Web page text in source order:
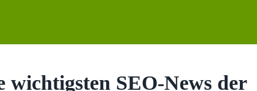
wichtigsten SEO-News der